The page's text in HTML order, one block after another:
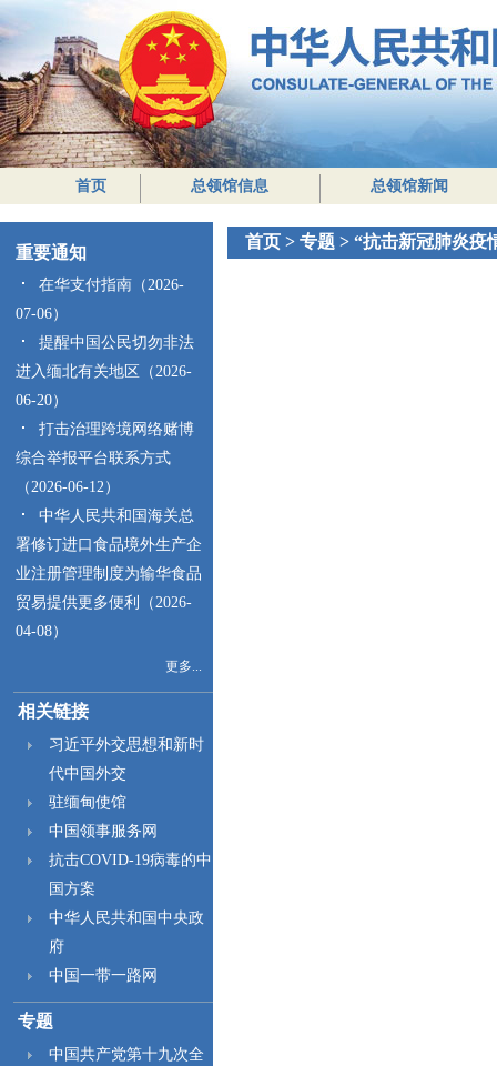
首页 总领馆信息 总领馆新闻
重要通知
在华支付指南（2026-
07-06）
提醒中国公民切勿非法
进入缅北有关地区（2026-
06-20）
打击治理跨境网络赌博
综合举报平台联系方式
（2026-06-12）
中华人民共和国海关总
署修订进口食品境外生产企
业注册管理制度为输华食品
贸易提供更多便利（2026-
04-08）
更多...
相关链接
习近平外交思想和新时
代中国外交
驻缅甸使馆
中国领事服务网
抗击COVID-19病毒的中
国方案
中华人民共和国中央政
府
中国一带一路网
专题
中国共产党第十九次全
首页 > 专题 > “抗击新冠肺炎疫